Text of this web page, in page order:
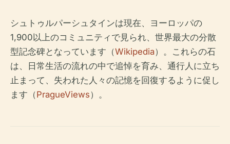
シュトゥルパーシュタインは現在、ヨーロッパの
1,900以上のコミュニティで見られ、世界最大の分散
型記念碑となっています（Wikipedia）。これらの石
は、日常生活の流れの中で追悼を育み、通行人に立ち
止まって、失われた人々の記憶を回復するように促し
ます（PragueViews）。